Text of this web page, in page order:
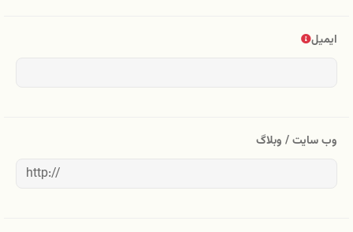
ایمیل
وب سایت / وبلاگ